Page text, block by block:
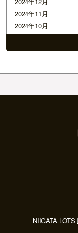
2024年11月
2024年10月
2024年09月
2024年06月
2024年04月
2023年05月NIIGATA LOTS